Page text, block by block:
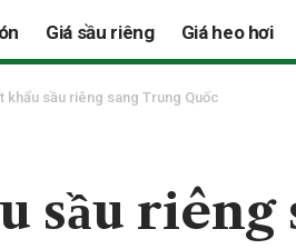
Giá sầu riêng Giá heo hơi
khẩu sầu riêng sang Trung Quốc
sầu riêng